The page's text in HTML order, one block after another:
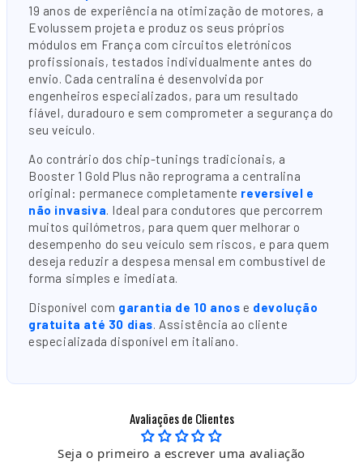
19 anos de experiência na otimização de motores, a
Evolussem projeta e produz os seus próprios
módulos em França com circuitos eletrónicos
profissionais, testados individualmente antes do
envio. Cada centralina é desenvolvida por
engenheiros especializados, para um resultado
fiável, duradouro e sem comprometer a segurança do
seu veículo.
Ao contrário dos chip-tunings tradicionais, a
Booster 1 Gold Plus não reprograma a centralina
original: permanece completamente reversível e
não invasiva. Ideal para condutores que percorrem
muitos quilómetros, para quem quer melhorar o
desempenho do seu veículo sem riscos, e para quem
deseja reduzir a despesa mensal em combustível de
forma simples e imediata.
Disponível com garantia de 10 anos e devolução
gratuita até 30 dias. Assistência ao cliente
especializada disponível em italiano.
Avaliações de Clientes
Seja o primeiro a escrever uma avaliação